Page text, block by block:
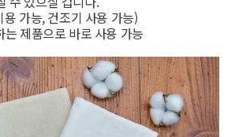
가능, 건조기 사용 가능)
제품으로 바로 사용 가능